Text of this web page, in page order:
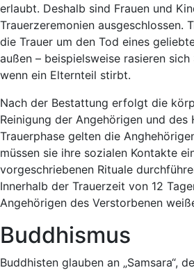
erlaubt. Deshalb sind Frauen und
Trauerzeremonien ausgeschlossen.
die Trauer um den Tod eines
außen – beispielsweise rasieren sich
wenn ein Elternteil stirbt.
Nach der Bestattung erfolgt die
Reinigung der Angehörigen und des
Trauerphase gelten die
müssen sie ihre sozialen Kontakte
vorgeschriebenen Rituale
Innerhalb der Trauerzeit von 12
Angehörigen des Verstorbenen
Buddhismus
Buddhisten glauben an „Samsara“,